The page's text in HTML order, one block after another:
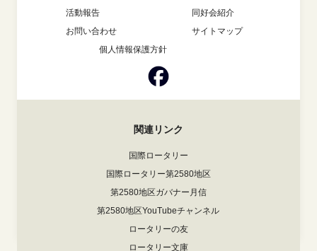
活動報告
同好会紹介
お問い合わせ
サイトマップ
個人情報保護方針
関連リンク
国際ロータリー
国際ロータリー第2580地区
第2580地区ガバナー月信
第2580地区YouTubeチャンネル
ロータリーの友
ロータリー文庫